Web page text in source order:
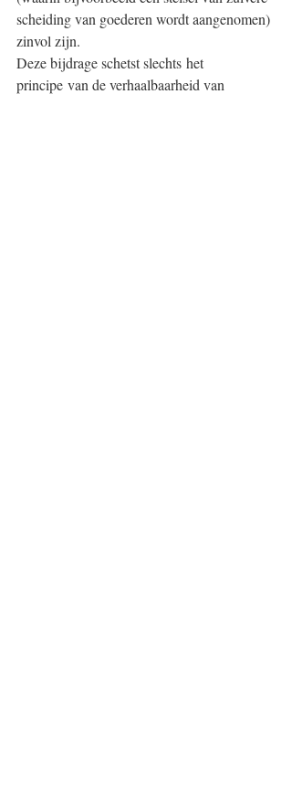
scheiding van goederen wordt aangenomen)
zinvol zijn.
Deze bijdrage schetst slechts het
principe van de verhaalbaarheid van